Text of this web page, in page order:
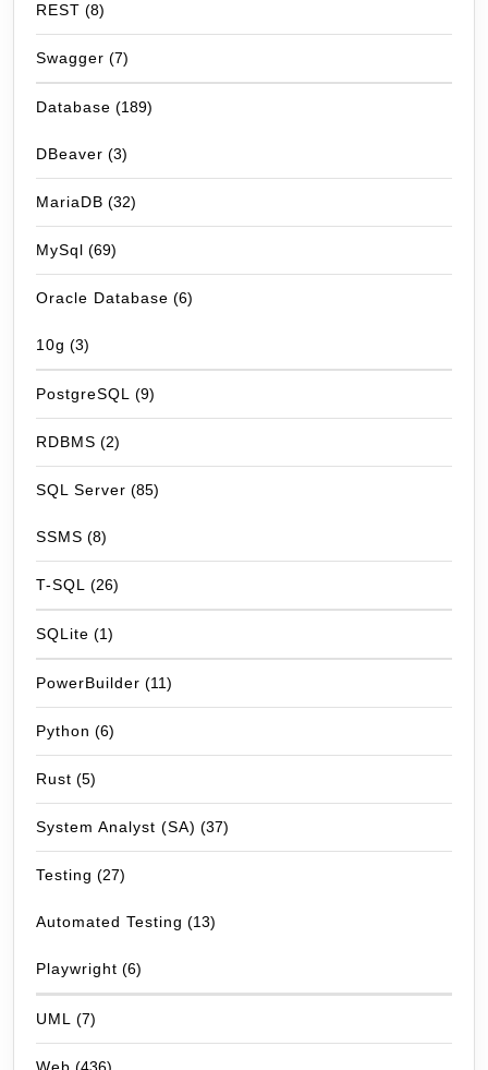
REST (8)
Swagger (7)
Database (189)
DBeaver (3)
MariaDB (32)
MySql (69)
Oracle Database (6)
10g (3)
PostgreSQL (9)
RDBMS (2)
SQL Server (85)
SSMS (8)
T-SQL (26)
SQLite (1)
PowerBuilder (11)
Python (6)
Rust (5)
System Analyst (SA) (37)
Testing (27)
Automated Testing (13)
Playwright (6)
UML (7)